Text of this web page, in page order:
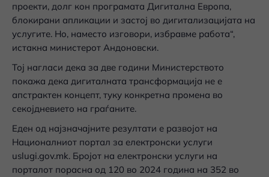
проекти, долг кон програмата Дигитална Европа,
блокирани апликации и застој во дигитализацијата на
услугите. Но, наместо изговори, избравме работа“,
истакна министерот Андоновски.
Тој нагласи дека за две години Министерството
покажа дека дигиталната трансформација не е
апстрактен концепт, туку конкретна промена во
секојдневието на граѓаните.
Еден од најзначајните резултати е развојот на
Националниот портал за електронски услуги
uslugi.gov.mk. Бројот на електронски услуги на
порталот порасна од 120 во 2024 година на 352 во